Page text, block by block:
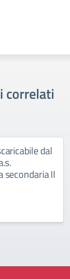
correlati
dal
II